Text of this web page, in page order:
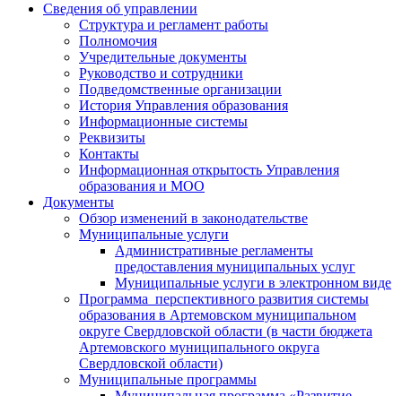
Сведения об управлении
Структура и регламент работы
Полномочия
Учредительные документы
Руководство и сотрудники
Подведомственные организации
История Управления образования
Информационные системы
Реквизиты
Контакты
Информационная открытость Управления
образования и МОО
Документы
Обзор изменений в законодательстве
Муниципальные услуги
Административные регламенты
предоставления муниципальных услуг
Муниципальные услуги в электронном виде
Программа перспективного развития системы
образования в Артемовском муниципальном
округе Свердловской области (в части бюджета
Артемовского муниципального округа
Свердловской области)
Муниципальные программы